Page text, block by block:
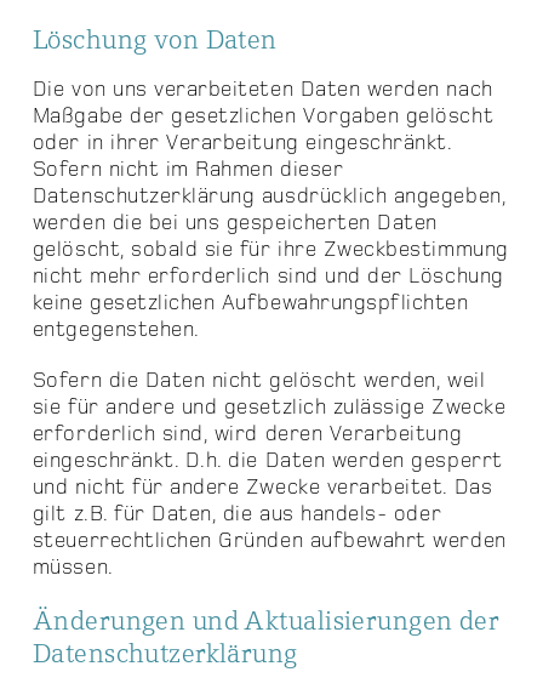
Löschung von Daten
Die von uns verarbeiteten Daten werden nach
Maßgabe der gesetzlichen Vorgaben gelöscht
oder in ihrer Verarbeitung eingeschränkt.
Sofern nicht im Rahmen dieser
Datenschutzerklärung ausdrücklich angegeben,
werden die bei uns gespeicherten Daten
gelöscht, sobald sie für ihre Zweckbestimmung
nicht mehr erforderlich sind und der Löschung
keine gesetzlichen Aufbewahrungspflichten
entgegenstehen.
Sofern die Daten nicht gelöscht werden, weil
sie für andere und gesetzlich zulässige Zwecke
erforderlich sind, wird deren Verarbeitung
eingeschränkt. D.h. die Daten werden gesperrt
und nicht für andere Zwecke verarbeitet. Das
gilt z.B. für Daten, die aus handels- oder
steuerrechtlichen Gründen aufbewahrt werden
müssen.
Änderungen und Aktualisierungen der
Datenschutzerklärung